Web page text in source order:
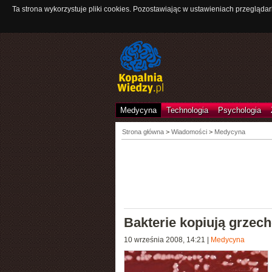
Ta strona wykorzystuje pliki cookies. Pozostawiając w ustawieniach
Medycyna Technologia Psychologia
Strona główna> Wiadomości > Medycyna
Bakterie kopiują
10 września 2008, 14:21 Medycyna